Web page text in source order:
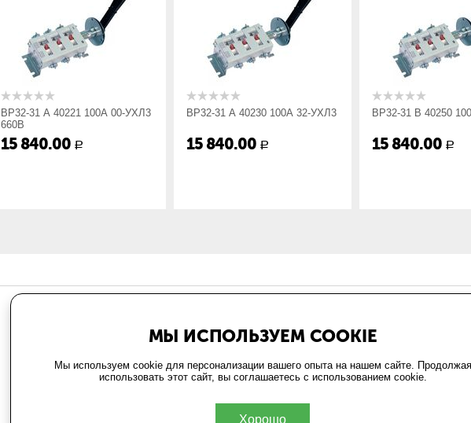
196х136х89
ВР32-31 А 40221 100А 00-УХЛ3
660В
15 840.00 Р
ВР32-31 А 40230 100А 32-УХЛ3
15 840.00 Р
ВР32-31 В 40250
15 840.00 Р
Карта сайта
Политика обработки персональных
Возврат
МЫ ИСПОЛЬЗУЕМ COOKIE
Мы используем cookie для персонализации вашего опыта на нашем сайте. Продолжая
использовать этот сайт, вы соглашаетесь с использованием cookie.
Хорошо